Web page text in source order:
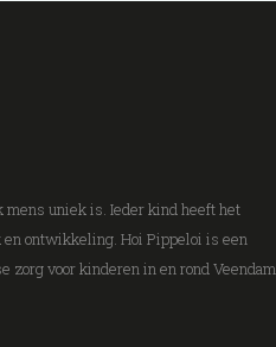
uniek is. Ieder kind heeft het
ontwikkeling. Hoi Pippeloi is een
zorg voor kinderen in en rond Veendam